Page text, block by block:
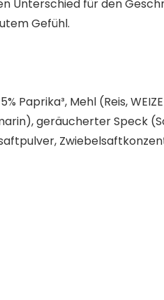
für den
Gefühl.
Mehl (Reis,
geräucherter Speck